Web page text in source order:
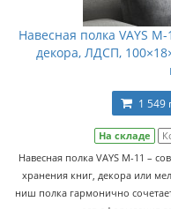
Навесная полка VAYS
декора, ЛДСП,
1 549
На складе
Навесная полка VAYS M-11 –
хранения книг, декора или
ниш полка гармонично